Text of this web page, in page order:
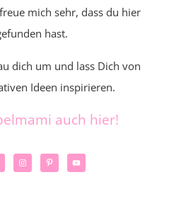
mich sehr, dass du hier
hast.
dich um und lass Dich von
Ideen inspirieren.
auch hier!